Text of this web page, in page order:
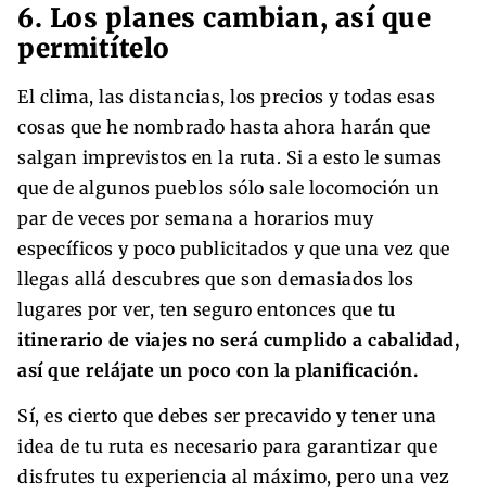
6. Los planes cambian, así que
permitítelo
El clima, las distancias, los precios y todas esas
cosas que he nombrado hasta ahora harán que
salgan imprevistos en la ruta. Si a esto le sumas
que de algunos pueblos sólo sale locomoción un
par de veces por semana a horarios muy
específicos y poco publicitados y que una vez que
llegas allá descubres que son demasiados los
lugares por ver, ten seguro entonces que tu
itinerario de viajes no será cumplido a cabalidad,
así que relájate un poco con la planificación.
Sí, es cierto que debes ser precavido y tener una
idea de tu ruta es necesario para garantizar que
disfrutes tu experiencia al máximo, pero una vez